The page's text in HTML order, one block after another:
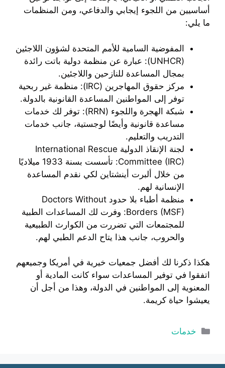
أساسيين من اللجوء إيجابي والدفاعي، ومن المنظمات
ما يلي:
المفوضية السامية للأمم المتحدة لشؤون اللاجئين
(UNHCR): عبارة عن منظمة دولية باتت رائدة
بمجال المساعدة للنازحين واللاجئين.
مركز حقوق المهاجرين (IRC): منظمة غير ربحية
توفر إلى المواطنين المساعدة القانونية بالدولة.
شبكة الهجرة واللجوء (RRN): توفر لك خدمات
مساعدة قانونية وأيضًا لوجستية، جانب خدمات
التدريب والتعليم.
لجنة الإنقاذ الدولية International Rescue
Committee (IRC): تأسست بسنة 1933 ميلاديًا
من خلال ألبرت أينشتاين لكي نقدم المساعدة
الإنسانية لهم.
منظمة أطباء بلا حدود Doctors Without
Borders (MSF): وفرت لك المساعدات الطبية
للمجتمعات التي تضررت من الكوارث الطبيعية
والحروب، جانب هذا يتاح الدعم الطبي لهم.
هكذا ذكرنا لك أفضل جمعيات خيرية في أمريكا وجميعهم
اتفقوا في توفير المساعدات سواء كانت المادية أو
المعنوية إلى المواطنين في الدولة، وهذا من أجل أن
يعيشوا حياة كريمة.
التصنيفات
خدمات